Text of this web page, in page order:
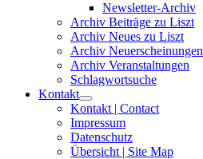
Newsletter-Archiv
Archiv Beiträge zu Liszt
Archiv Neues zu Liszt
Archiv Neuerscheinungen
Archiv Veranstaltungen
Schlagwortsuche
Kontakt
Kontakt | Contact
Impressum
Datenschutz
Übersicht | Site Map